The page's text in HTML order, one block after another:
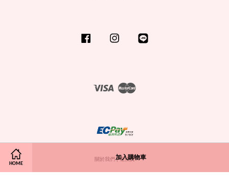
HOME
加入購物車
Facebook Instagram
Visa
關於我們 |退換貨